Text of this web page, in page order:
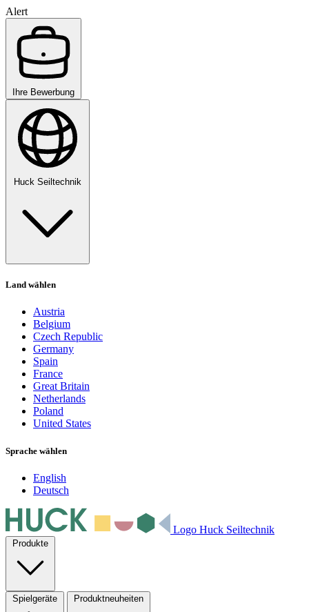
Alert
Ihre Bewerbung
Huck Seiltechnik
Land wählen
Austria
Belgium
Czech Republic
Germany
Spain
France
Great Britain
Netherlands
Poland
United States
Sprache wählen
English
Deutsch
Logo Huck Seiltechnik
Produkte
Spielgeräte Produktneuheiten